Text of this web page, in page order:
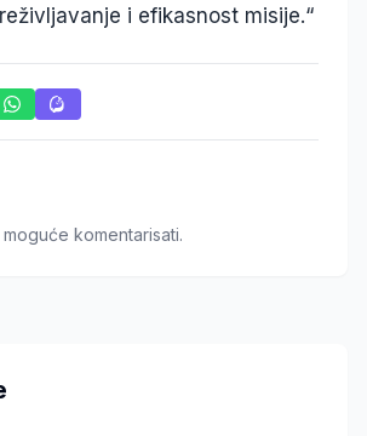
i efikasnost misije.“
komentarisati.